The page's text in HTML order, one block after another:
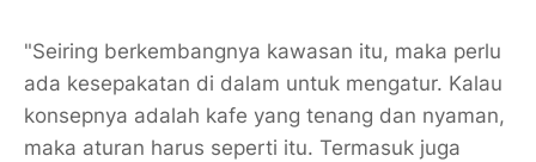
"Seiring berkembangnya kawasan itu, maka perlu
ada kesepakatan di dalam untuk mengatur. Kalau
konsepnya adalah kafe yang tenang dan nyaman,
maka aturan harus seperti itu. Termasuk juga